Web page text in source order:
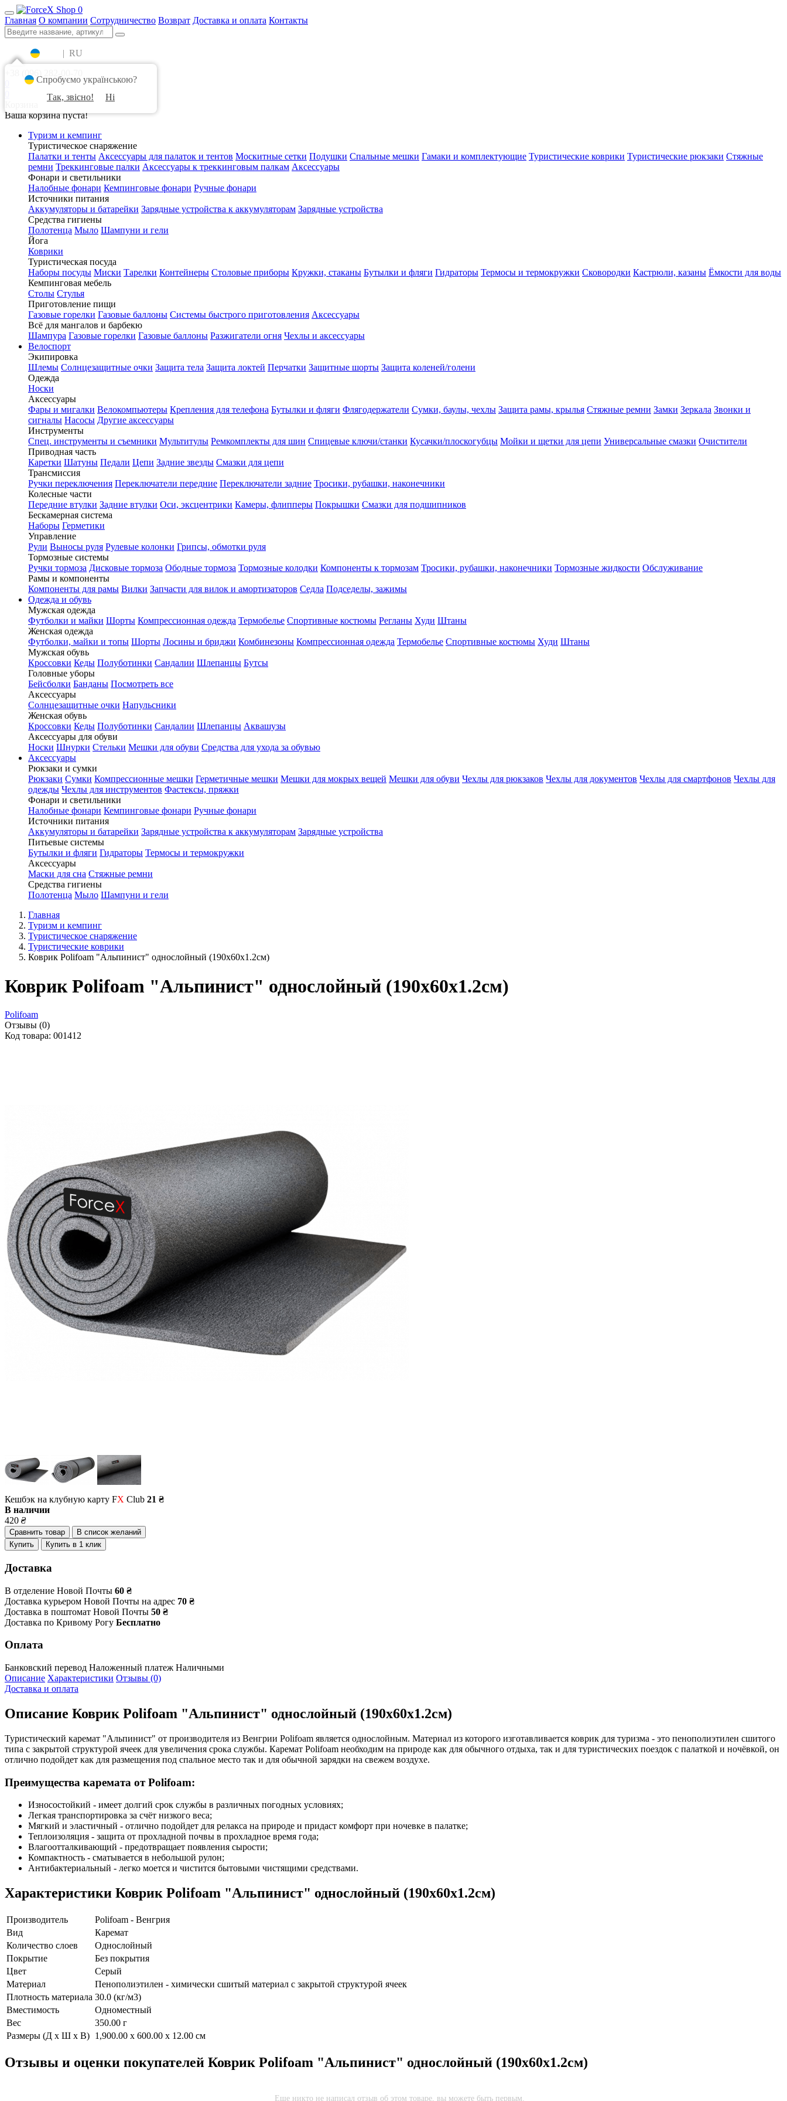
0
Главная О компании Сотрудничество Возврат Доставка и оплата Контакты
| RU
+38 (096) 282-00-70
Ваша корзина пуста!
Туризм и кемпинг
Туристическое снаряжение
Палатки и тенты Аксессуары для палаток и тентов Москитные сетки Подушки Спальные мешки Гамаки и комплектующие Туристические коврики Туристические рюкзаки Стяжные
ремни Треккинговые палки Аксессуары к треккинговым палкам Аксессуары
Фонари и светильники
Налобные фонари Кемпинговые фонари Ручные фонари
Источники питания
Аккумуляторы и батарейки Зарядные устройства к аккумуляторам Зарядные устройства
Средства гигиены
Полотенца Мыло Шампуни и гели
Йога
Коврики
Туристическая посуда
Наборы посуды Миски Тарелки Контейнеры Столовые приборы Кружки, стаканы Бутылки и фляги Гидраторы Термосы и термокружки Сковородки Кастрюли, казаны Ёмкости для воды
Кемпинговая мебель
Столы Стулья
Приготовление пищи
Газовые горелки Газовые баллоны Системы быстрого приготовления Аксессуары
Всё для мангалов и барбекю
Шампура Газовые горелки Газовые баллоны Разжигатели огня Чехлы и аксессуары
Велоспорт
Экипировка
Шлемы Солнцезащитные очки Защита тела Защита локтей Перчатки Защитные шорты Защита коленей/голени
Одежда
Носки
Аксессуары
Фары и мигалки Велокомпьютеры Крепления для телефона Бутылки и фляги Флягодержатели Сумки, баулы, чехлы Защита рамы, крылья Стяжные ремни Замки Зеркала Звонки и
сигналы Насосы Другие аксессуары
Инструменты
Спец. инструменты и съемники Мультитулы Ремкомплекты для шин Спицевые ключи/станки Кусачки/плоскогубцы Мойки и щетки для цепи Универсальные смазки Очистители
Приводная часть
Каретки Шатуны Педали Цепи Задние звезды Смазки для цепи
Трансмиссия
Ручки переключения Переключатели передние Переключатели задние Тросики, рубашки, наконечники
Колесные части
Передние втулки Задние втулки Оси, эксцентрики Камеры, флипперы Покрышки Смазки для подшипников
Бескамерная система
Наборы Герметики
Управление
Рули Выносы руля Рулевые колонки Грипсы, обмотки руля
Тормозные системы
Ручки тормоза Дисковые тормоза Ободные тормоза Тормозные колодки Компоненты к тормозам Тросики, рубашки, наконечники Тормозные жидкости Обслуживание
Рамы и компоненты
Компоненты для рамы Вилки Запчасти для вилок и амортизаторов Седла Подседелы, зажимы
Одежда и обувь
Мужская одежда
Футболки и майки Шорты Компрессионная одежда Термобелье Спортивные костюмы Регланы Худи Штаны
Женская одежда
Футболки, майки и топы Шорты Лосины и бриджи Комбинезоны Компрессионная одежда Термобелье Спортивные костюмы Худи Штаны
Мужская обувь
Кроссовки Кеды Полуботинки Сандалии Шлепанцы Бутсы
Головные уборы
Бейсболки Банданы Посмотреть все
Аксессуары
Солнцезащитные очки Напульсники
Женская обувь
Кроссовки Кеды Полуботинки Сандалии Шлепанцы Аквашузы
Аксессуары для обуви
Носки Шнурки Стельки Мешки для обуви Средства для ухода за обувью
Аксессуары
Рюкзаки и сумки
Рюкзаки Сумки Компрессионные мешки Герметичные мешки Мешки для мокрых вещей Мешки для обуви Чехлы для рюкзаков Чехлы для документов Чехлы для смартфонов Чехлы для
одежды Чехлы для инструментов Фастексы, пряжки
Фонари и светильники
Налобные фонари Кемпинговые фонари Ручные фонари
Источники питания
Аккумуляторы и батарейки Зарядные устройства к аккумуляторам Зарядные устройства
Питьевые системы
Бутылки и фляги Гидраторы Термосы и термокружки
Аксессуары
Маски для сна Стяжные ремни
Средства гигиены
Полотенца Мыло Шампуни и гели
Главная
Туризм и кемпинг
Туристическое снаряжение
Туристические коврики
Коврик Polifoam "Альпинист" однослойный (190х60х1.2см)
Коврик Polifoam "Альпинист" однослойный (190х60х1.2см)
Polifoam
Отзывы (0)
Код товара: 001412
Кешбэк на клубную карту FX Club 21 ₴
В наличии
420 ₴
Сравнить товар
В список желаний
Купить
Купить в 1 клик
Доставка
В отделение Новой Почты 60 ₴
Доставка курьером Новой Почты на адрес 70 ₴
Доставка в поштомат Новой Почты 50 ₴
Доставка по Кривому Рогу Бесплатно
Оплата
Банковский перевод Наложенный платеж Наличными
Описание Характеристики Отзывы (0)
Доставка и оплата
Описание Коврик Polifoam "Альпинист" однослойный (190х60х1.2см)
Туристический каремат "Альпинист" от производителя из Венгрии Polifoam является однослойным. Материал из которого изготавливается коврик для туризма - это пенополиэтилен сшитого
типа с закрытой структурой ячеек для увеличения срока службы. Каремат Polifoam необходим на природе как для обычного отдыха, так и для туристических поездок с палаткой и ночёвкой, он
отлично подойдет как для размещения под спальное место так и для обычной зарядки на свежем воздухе.
Преимущества каремата от Polifoam:
Износостойкий - имеет долгий срок службы в различных погодных условиях;
Легкая транспортировка за счёт низкого веса;
Мягкий и эластичный - отлично подойдет для релакса на природе и придаст комфорт при ночевке в палатке;
Теплоизоляция - защита от прохладной почвы в прохладное время года;
Влагоотталкивающий - предотвращает появления сырости;
Компактность - сматывается в небольшой рулон;
Антибактериальный - легко моется и чистится бытовыми чистящими средствами.
Характеристики Коврик Polifoam "Альпинист" однослойный (190х60х1.2см)
Производитель
Polifoam - Венгрия
Вид
Каремат
Количество слоев
Однослойный
Покрытие
Без покрытия
Цвет
Серый
Материал
Пенополиэтилен - химически сшитый материал с закрытой структурой ячеек
Плотность материала 30.0 (кг/м3)
Вместимость
Одноместный
Вес
350.00 г
Размеры (Д х Ш х В) 1,900.00 x 600.00 x 12.00 см
Отзывы и оценки покупателей Коврик Polifoam "Альпинист" однослойный (190х60х1.2см)
Еще никто не написал отзыв об этом товаре, вы можете быть первым.
Спробуємо українською?
Так, звісно!
Ні